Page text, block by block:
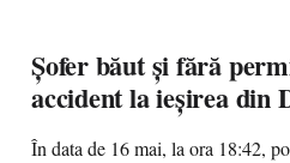
Șofer băut și fără
accident la ieșirea din
În data de 16 mai, la ora 18:42,